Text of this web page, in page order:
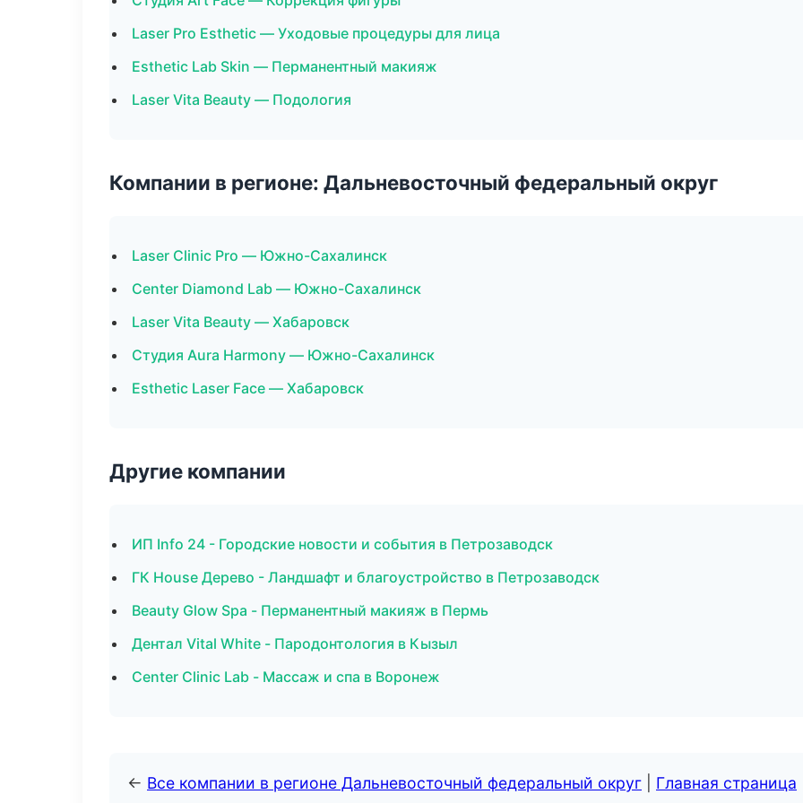
Laser Pro Esthetic — Уходовые процедуры для лица
Esthetic Lab Skin — Перманентный макияж
Laser Vita Beauty — Подология
Компании в регионе: Дальневосточный федеральный округ
Laser Clinic Pro — Южно-Сахалинск
Center Diamond Lab — Южно-Сахалинск
Laser Vita Beauty — Хабаровск
Студия Aura Harmony — Южно-Сахалинск
Esthetic Laser Face — Хабаровск
Другие компании
ИП Info 24 - Городские новости и события в Петрозаводск
ГК House Дерево - Ландшафт и благоустройство в Петрозаводск
Beauty Glow Spa - Перманентный макияж в Пермь
Дентал Vital White - Пародонтология в Кызыл
Center Clinic Lab - Массаж и спа в Воронеж
← Все компании в регионе Дальневосточный федеральный округ Главная страница